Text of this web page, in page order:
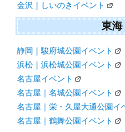
金沢｜しいのきイベント
東海
静岡｜駿府城公園イベント
浜松｜浜松城公園イベント
名古屋イベント
名古屋｜名城公園イベント
名古屋｜栄・久屋大通公園イ
名古屋｜鶴舞公園イベント